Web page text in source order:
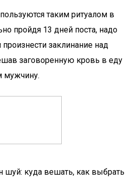
таким ритуалом в
пройдя 13 дней поста, надо
заклинание над
заговоренную кровь в еду
мужчину.
шуй: куда вешать, как выбрать